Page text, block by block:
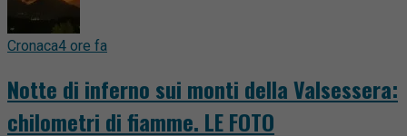
Cronaca4 ore fa
Notte di inferno sui monti della Valsessera:
chilometri di fiamme. LE FOTO